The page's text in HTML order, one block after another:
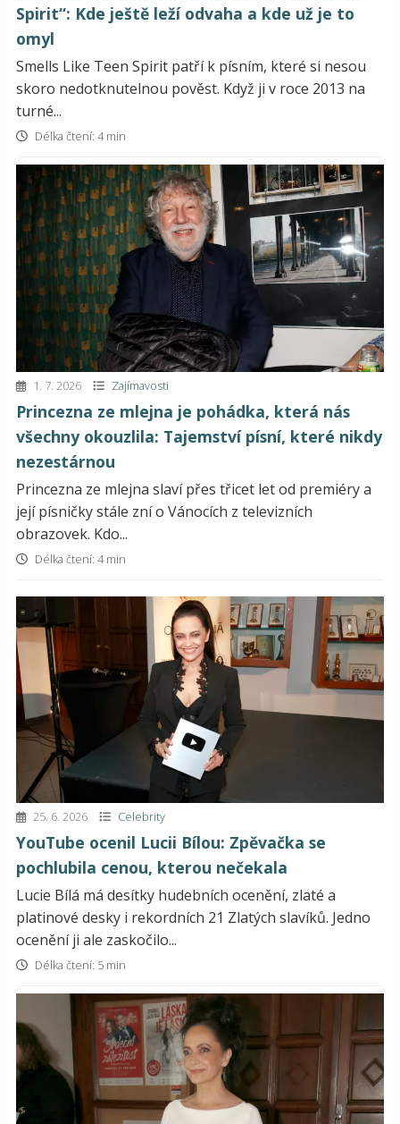
Spirit“: Kde ještě leží odvaha a kde už je to
omyl
Smells Like Teen Spirit patří k písním, které si nesou
skoro nedotknutelnou pověst. Když ji v roce 2013 na
turné...
Délka čtení: 4 min
1. 7. 2026 Zajímavosti
Princezna ze mlejna je pohádka, která nás
všechny okouzlila: Tajemství písní, které nikdy
nezestárnou
Princezna ze mlejna slaví přes třicet let od premiéry a
její písničky stále zní o Vánocích z televizních
obrazovek. Kdo...
Délka čtení: 4 min
25. 6. 2026 Celebrity
YouTube ocenil Lucii Bílou: Zpěvačka se
pochlubila cenou, kterou nečekala
Lucie Bílá má desítky hudebních ocenění, zlaté a
platinové desky i rekordních 21 Zlatých slavíků. Jedno
ocenění ji ale zaskočilo...
Délka čtení: 5 min